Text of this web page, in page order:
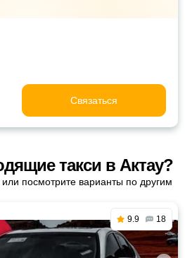
Связаться
такси в Актау?
посмотрите варианты по другим
9.9 18